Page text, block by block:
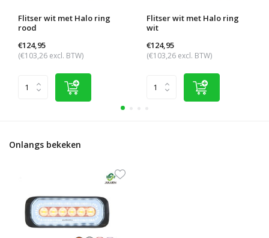
Flitser wit met Halo ring
rood
€124,95
(€103,26 excl. BTW)
Flitser wit met Halo ring
wit
€124,95
(€103,26 excl. BTW)
Onlangs bekeken